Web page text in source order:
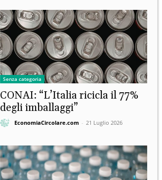
Senza categoria
CONAI: “L’Italia ricicla il 77%
degli imballaggi”
EconomiaCircolare.com - 21 Luglio 2026